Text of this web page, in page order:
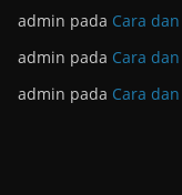
admin pada Cara
admin pada Cara
admin pada Cara